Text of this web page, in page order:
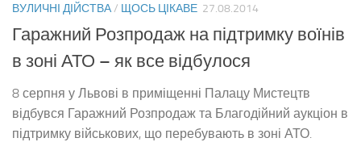
ВУЛИЧНІ ДІЙСТВА/ ЩОСЬ ЦІКАВЕ 27.08.2014
Гаражний Розпродаж на підтримку воїнів
в зоні АТО – як все відбулося
8 серпня у Львові в приміщенні Палацу Мистецтв
відбувся Гаражний Розпродаж та Благодійний аукціон в
підтримку військових, що перебувають в зоні АТО.